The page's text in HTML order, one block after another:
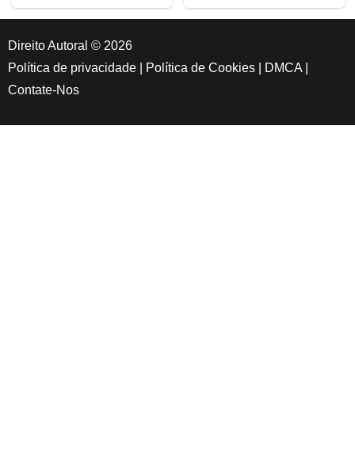
Direito Autoral © 2026
Política de privacidade
Política de Cookies DMCA|
Contate-Nos